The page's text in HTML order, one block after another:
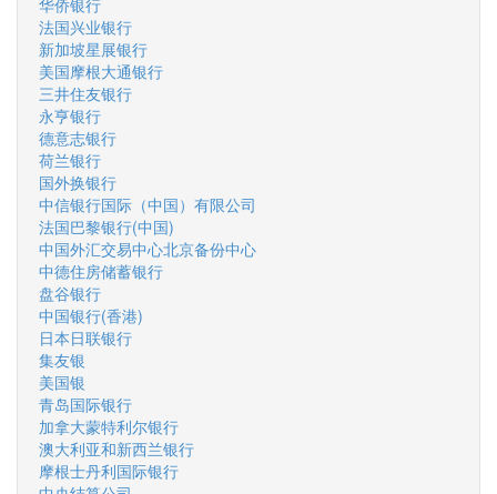
华侨银行
法国兴业银行
新加坡星展银行
美国摩根大通银行
三井住友银行
永亨银行
德意志银行
荷兰银行
国外换银行
中信银行国际（中国）有限公司
法国巴黎银行(中国)
中国外汇交易中心北京备份中心
中德住房储蓄银行
盘谷银行
中国银行(香港)
日本日联银行
集友银
美国银
青岛国际银行
加拿大蒙特利尔银行
澳大利亚和新西兰银行
摩根士丹利国际银行